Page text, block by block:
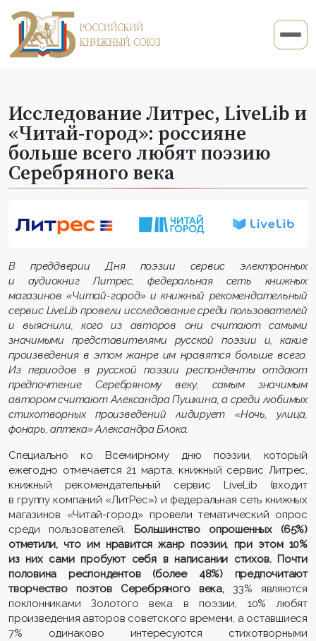
Исследование Литрес, LiveLib и
«Читай-город»: россияне
больше всего любят поэзию
Серебряного века
В преддверии Дня поэзии сервис электронных
и аудиокниг Литрес, федеральная сеть книжных
магазинов «Читай-город» и книжный рекомендательный
сервис LiveLib провели исследование среди пользователей
и выяснили, кого из авторов они считают самыми
значимыми представителями русской поэзии и, какие
произведения в этом жанре им нравятся больше всего.
Из периодов в русской поэзии респонденты отдают
предпочтение Серебряному веку, самым значимым
автором считают Александра Пушкина, а среди любимых
стихотворных произведений лидирует «Ночь, улица,
фонарь, аптека» Александра Блока.
Специально ко Всемирному дню поэзии, который
ежегодно отмечается 21 марта, книжный сервис Литрес,
книжный рекомендательный сервис LiveLib (входит
в группу компаний «ЛитРес») и федеральная сеть книжных
магазинов «Читай-город» провели тематический опрос
среди пользователей. Большинство опрошенных (65%)
отметили, что им нравится жанр поэзии, при этом 10%
из них сами пробуют себя в написании стихов. Почти
половина респондентов (более 48%) предпочитают
творчество поэтов Серебряного века,33% являются
поклонниками Золотого века в поэзии, 10% любят
произведения авторов советского времени, а оставшиеся
7% одинаково интересуются стихотворными